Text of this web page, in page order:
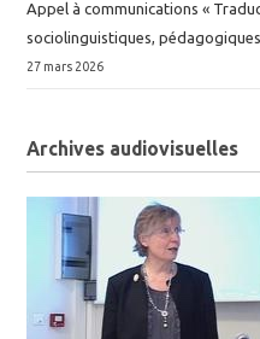
Appel à communications «
sociolinguistiques,
27 mars 2026
Archives audiovisuelles